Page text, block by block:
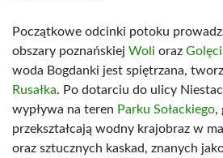
Początkowe odcinki potoku
obszary poznańskiej Woli oraz
woda Bogdanki jest spiętrzana,
Rusałka. Po dotarciu do ulicy
wypływa na teren Parku Sołackiego,
przekształcają wodny krajobraz w
oraz sztucznych kaskad, znanych